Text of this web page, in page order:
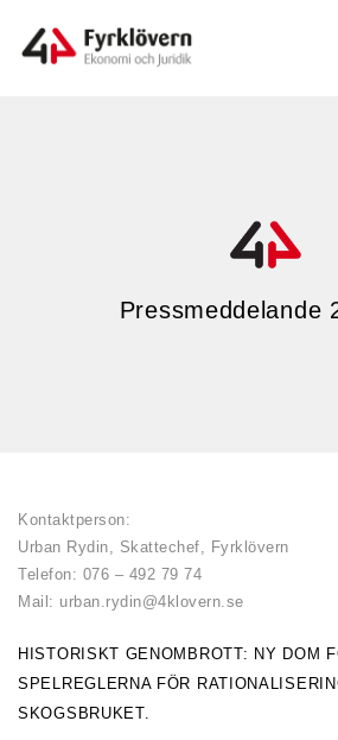
Pressmeddelande
Kontaktperson:
Urban Rydin, Skattechef, Fyrklövern
Telefon: 076 – 492 79 74
Mail: urban.rydin@4klovern.se
HISTORISKT GENOMBROTT: NY DOM
SPELREGLERNA FÖR
SKOGSBRUKET.